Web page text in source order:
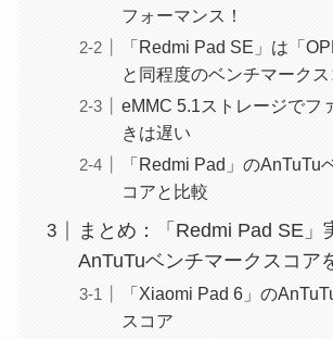
フォーマンス！
「Redmi Pad SE」は「
と同程度のベンチマークス
eMMC 5.1ストレージでフ
きは遅い
「Redmi Pad」のAnTuTu
コアと比較
まとめ：「Redmi Pad SE」
AnTuTuベンチマークスコア
「Xiaomi Pad 6」の
スコア